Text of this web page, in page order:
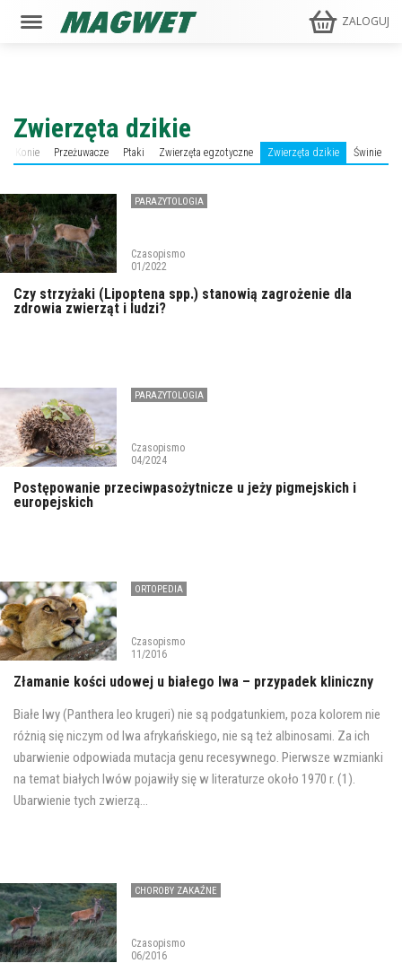
ZALOGUJ
Zwierzęta dzikie
Konie Przeżuwacze Ptaki Zwierzęta egzotyczne Zwierzęta dzikie Świnie
PARAZYTOLOGIA
Czasopismo
01/2022
Czy strzyżaki (Lipoptena spp.) stanowią zagrożenie dla
zdrowia zwierząt i ludzi?
PARAZYTOLOGIA
Czasopismo
04/2024
Postępowanie przeciwpasożytnicze u jeży pigmejskich i
europejskich
ORTOPEDIA
Czasopismo
11/2016
Złamanie kości udowej u białego lwa – przypadek kliniczny
Białe lwy (Panthera leo krugeri) nie są podgatunkiem, poza kolorem nie
różnią się niczym od lwa afrykańskiego, nie są też albinosami. Za ich
ubarwienie odpowiada mutacja genu recesywnego. Pierwsze wzmianki
na temat białych lwów pojawiły się w literaturze około 1970 r. (1).
Ubarwienie tych zwierzą...
CHOROBY ZAKAŹNE
Czasopismo
06/2016